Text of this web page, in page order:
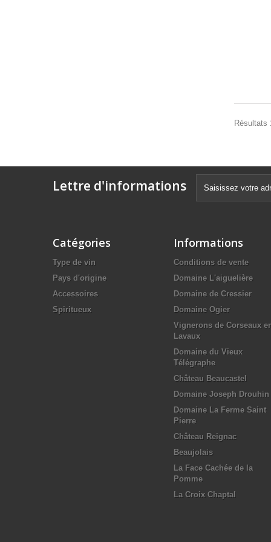
Résultats
Lettre d'informations
Catégories
Type de vin
Pays d'origine
Accessoires
Spiritueux
Informations
Conditions de vente
Domaine L'aiguelière
Domaine de Cressier
Domaine Ogier
Vignerons de Corseaux
Lavaux
Domaine du Vieux
Télégraphe
Château Beaucastel
Domaine Joseph Drouhin
Domaine La Ferme Saint
Pierre
Château Reignac
Beaujolais
La Face Cachée de la
Pomme
La Croix Chaptal